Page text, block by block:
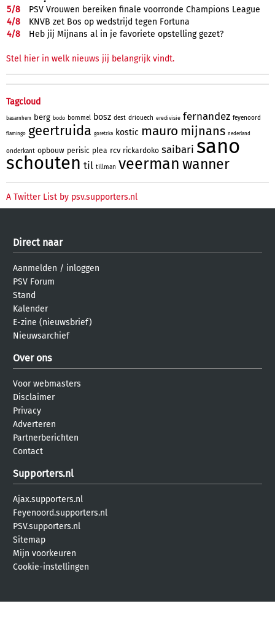
5/8
PSV Vrouwen bereiken finale voorronde Champions League
4/8
KNVB zet Bos op wedstrijd tegen Fortuna
4/8 Heb jij Mijnans al in je favoriete opstelling gezet?
Stel hier in welk nieuws jij belangrijk vindt.
Tagcloud
basarnhem berg bodo bommel bosz dest driouech eredivisie fernandez feyenoord
flamingo geertruida goretzka kostic mauro mijnans nederland
onderkant opbouw perisic plea rcv rickardoko saibari sano
schouten til tillman veerman wanner
A Twitter List by psv.supporters.nl
Direct naar
Aanmelden / inloggen
PSV Forum
Stand
Kalender
E-zine (nieuwsbrief)
Nieuwsarchief
Over ons
Voor webmasters
Disclaimer
Privacy
Adverteren
Partnerberichten
Contact
Supporters.nl
Ajax.supporters.nl
Feyenoord.supporters.nl
PSV.supporters.nl
Sitemap
Mijn voorkeuren
Cookie-instellingen